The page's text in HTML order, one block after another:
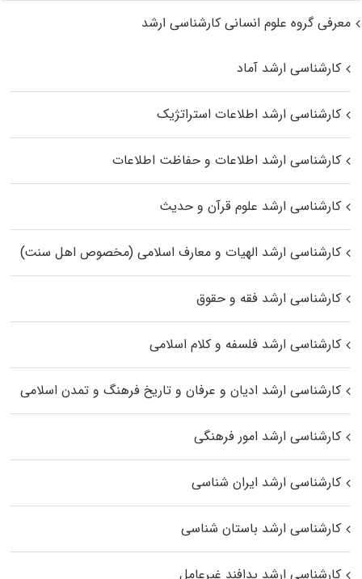
معرفی گروه علوم انسانی کارشناسی ارشد
کارشناسی ارشد آماد
کارشناسی ارشد اطلاعات استراتژیک
کارشناسی ارشد اطلاعات و حفاظت اطلاعات
کارشناسی ارشد علوم قرآن و حدیث
کارشناسی ارشد الهیات و معارف اسلامی (مخصوص اهل سنت)
کارشناسی ارشد فقه و حقوق
کارشناسی ارشد فلسفه و کلام اسلامی
کارشناسی ارشد ادیان و عرفان و تاریخ فرهنگ و تمدن اسلامی
کارشناسی ارشد امور فرهنگی
کارشناسی ارشد ایران شناسی
کارشناسی ارشد باستان شناسی
کارشناسی ارشد پدافند غیرعامل